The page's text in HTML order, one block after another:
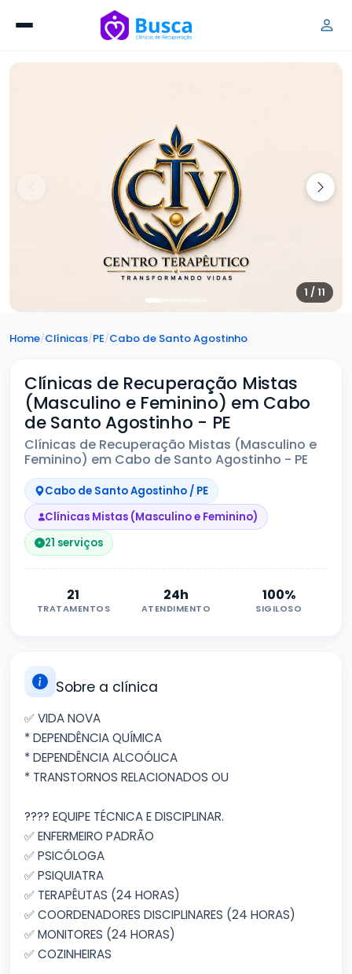
1 / 11
Home/Clínicas/PE/Cabo de Santo Agostinho
Clínicas de Recuperação Mistas
(Masculino e Feminino) em Cabo
de Santo Agostinho - PE
Clínicas de Recuperação Mistas (Masculino e
Feminino) em Cabo de Santo Agostinho - PE
Cabo de Santo Agostinho / PE
Clínicas Mistas (Masculino e Feminino)
21 serviços
21
TRATAMENTOS
24h
ATENDIMENTO
100%
SIGILOSO
Sobre a clínica
✅ VIDA NOVA
* DEPENDÊNCIA QUÍMICA
* DEPENDÊNCIA ALCOÓLICA
* TRANSTORNOS RELACIONADOS OU
???? EQUIPE TÉCNICA E DISCIPLINAR.
✅ ENFERMEIRO PADRÃO
✅ PSICÓLOGA
✅ PSIQUIATRA
✅ TERAPÊUTAS (24 HORAS)
✅ COORDENADORES DISCIPLINARES (24 HORAS)
✅ MONITORES (24 HORAS)
✅ COZINHEIRAS